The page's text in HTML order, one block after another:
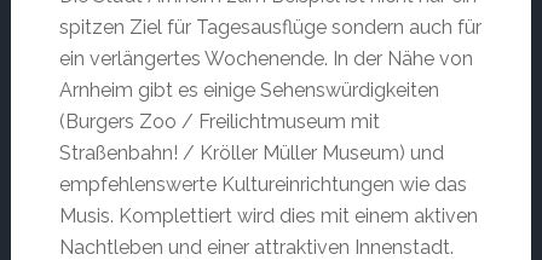
spitzen Ziel für Tagesausflüge sondern auch für
ein verlängertes Wochenende. In der Nähe von
Arnheim gibt es einige Sehenswürdigkeiten
(Burgers Zoo / Freilichtmuseum mit
Straßenbahn! / Kröller Müller Museum) und
empfehlenswerte Kultureinrichtungen wie das
Musis. Komplettiert wird dies mit einem aktiven
Nachtleben und einer attraktiven Innenstadt.